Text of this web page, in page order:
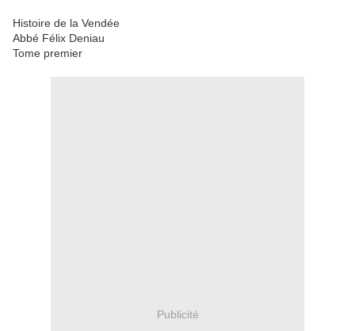
Histoire de la Vendée
Abbé Félix Deniau
Tome premier
Publicité